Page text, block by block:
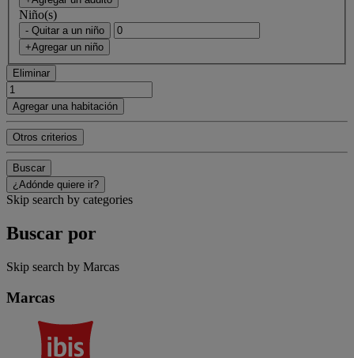
Niño(s)
- Quitar a un niño
+Agregar un niño
Eliminar
Agregar una habitación
Otros criterios
Buscar
¿Adónde quiere ir?
Skip search by categories
Buscar por
Skip search by Marcas
Marcas